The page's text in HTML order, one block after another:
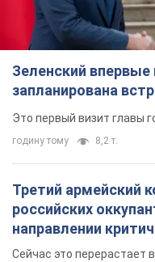
Зеленский
запланирована
Это первый визит главы
годину тому 8,2 т.
Третий армейский
российских
направлении
удалось
Сейчас это перерастает